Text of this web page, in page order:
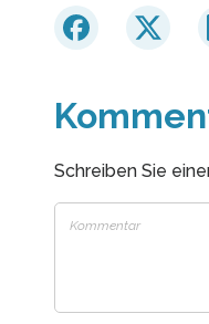
Schreiben Sie